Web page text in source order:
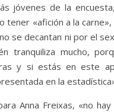
jóvenes de la
tener «afición a la
se decantan ni por el
tranquiliza mucho,
y si estás en este
en la
Anna Freixas, «no